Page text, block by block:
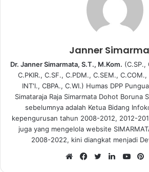
Janner
Dr. Janner Simarmata, S.T., M.Kom. (C.SP.,
C.PKIR., C.SF., C.PDM., C.SEM.,
INT'l., CBPA., C.WI.) Humas DPP
Simataraja Raja Simarmata Dohot Boruna
sebelumnya adalah Ketua Bidang
kepengurusan tahun 2008-2012, 2012-
juga yang mengelola website
2008-2022, kini diangkat menjadi